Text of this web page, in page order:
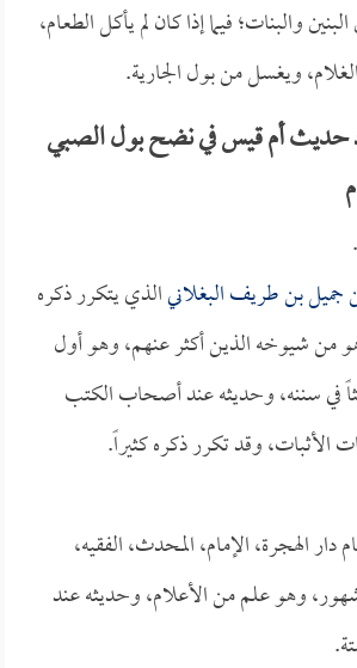
والبنات؛ فيما إذا كان لم يأكل الطعام،
ويغسل من بول الجارية.
حديث أم قيس في نضح بول الصبي
جميل بن طريف البغلانيالذي يتكرر ذكره
من شيوخه الذين أكثر عنهم، وهو أول
في سننه، وحديثه عند أصحاب الكتب
الأثبات، وقد تكرر ذكره كثيراً.
دار الهجرة، الإمام، المحدث، الفقيه،
وهو علم من الأعلام، وحديثه عند